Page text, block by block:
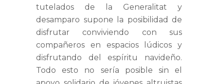
tutelados de la Generalitat y
desamparo supone la posibilidad de
disfrutar conviviendo con sus
compañeros en espacios lúdicos y
disfrutando del espíritu navideño.
Todo esto no sería posible sin el